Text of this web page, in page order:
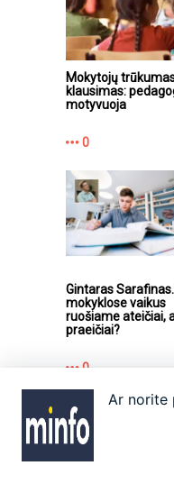
Mokytojų
klausimas:
motyvuoja
0
Gintaras
mokyklose vaikus
ruošiame ateičiai,
praeičiai?
0
Apie
Ar norite